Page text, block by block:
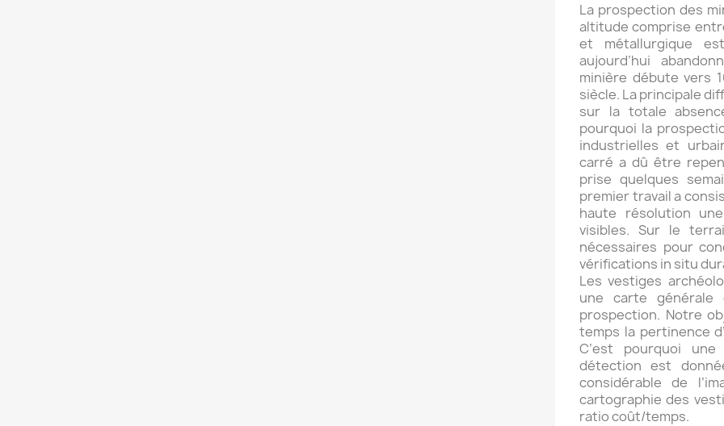
La prospection des
altitude comprise
et métallurgique
aujourd’hui
minière débute vers
siècle. La principale
sur la totale
pourquoi la
industrielles et
carré a dû être
prise quelques
premier travail a
haute résolution
visibles. Sur le
nécessaires pour
vérifications in situ
Les vestiges
une carte
prospection. Notre
temps la pertinence
C’est pourquoi
détection est
considérable de
cartographie des
ratio coût/temps.